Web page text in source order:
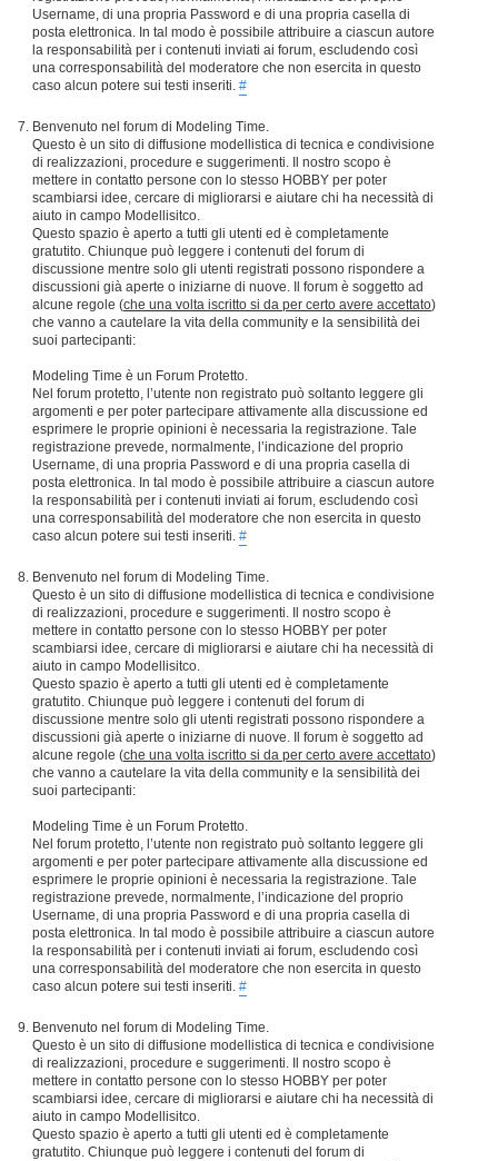
Username, di una propria Password e di una propria casella di
posta elettronica. In tal modo è possibile attribuire a ciascun autore
la responsabilità per i contenuti inviati ai forum, escludendo così
una corresponsabilità del moderatore che non esercita in questo
caso alcun potere sui testi inseriti. #
Benvenuto nel forum di Modeling Time.
Questo è un sito di diffusione modellistica di tecnica e condivisione
di realizzazioni, procedure e suggerimenti. Il nostro scopo è
mettere in contatto persone con lo stesso HOBBY per poter
scambiarsi idee, cercare di migliorarsi e aiutare chi ha necessità di
aiuto in campo Modellisitco.
Questo spazio è aperto a tutti gli utenti ed è completamente
gratutito. Chiunque può leggere i contenuti del forum di
discussione mentre solo gli utenti registrati possono rispondere a
discussioni già aperte o iniziarne di nuove. Il forum è soggetto ad
alcune regole (che una volta iscritto si da per certo avere accettato)
che vanno a cautelare la vita della community e la sensibilità dei
suoi partecipanti:
Modeling Time è un Forum Protetto.
Nel forum protetto, l’utente non registrato può soltanto leggere gli
argomenti e per poter partecipare attivamente alla discussione ed
esprimere le proprie opinioni è necessaria la registrazione. Tale
registrazione prevede, normalmente, l’indicazione del proprio
Username, di una propria Password e di una propria casella di
posta elettronica. In tal modo è possibile attribuire a ciascun autore
la responsabilità per i contenuti inviati ai forum, escludendo così
una corresponsabilità del moderatore che non esercita in questo
caso alcun potere sui testi inseriti. #
Benvenuto nel forum di Modeling Time.
Questo è un sito di diffusione modellistica di tecnica e condivisione
di realizzazioni, procedure e suggerimenti. Il nostro scopo è
mettere in contatto persone con lo stesso HOBBY per poter
scambiarsi idee, cercare di migliorarsi e aiutare chi ha necessità di
aiuto in campo Modellisitco.
Questo spazio è aperto a tutti gli utenti ed è completamente
gratutito. Chiunque può leggere i contenuti del forum di
discussione mentre solo gli utenti registrati possono rispondere a
discussioni già aperte o iniziarne di nuove. Il forum è soggetto ad
alcune regole (che una volta iscritto si da per certo avere accettato)
che vanno a cautelare la vita della community e la sensibilità dei
suoi partecipanti:
Modeling Time è un Forum Protetto.
Nel forum protetto, l’utente non registrato può soltanto leggere gli
argomenti e per poter partecipare attivamente alla discussione ed
esprimere le proprie opinioni è necessaria la registrazione. Tale
registrazione prevede, normalmente, l’indicazione del proprio
Username, di una propria Password e di una propria casella di
posta elettronica. In tal modo è possibile attribuire a ciascun autore
la responsabilità per i contenuti inviati ai forum, escludendo così
una corresponsabilità del moderatore che non esercita in questo
caso alcun potere sui testi inseriti. #
Benvenuto nel forum di Modeling Time.
Questo è un sito di diffusione modellistica di tecnica e condivisione
di realizzazioni, procedure e suggerimenti. Il nostro scopo è
mettere in contatto persone con lo stesso HOBBY per poter
scambiarsi idee, cercare di migliorarsi e aiutare chi ha necessità di
aiuto in campo Modellisitco.
Questo spazio è aperto a tutti gli utenti ed è completamente
gratutito. Chiunque può leggere i contenuti del forum di